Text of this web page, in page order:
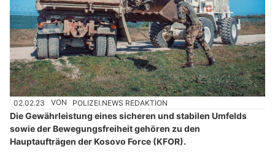
02.02.23 VON POLIZEI.NEWS REDAKTION
Die Gewährleistung eines sicheren und stabilen Umfelds
sowie der Bewegungsfreiheit gehören zu den
Hauptaufträgen der Kosovo Force (KFOR).